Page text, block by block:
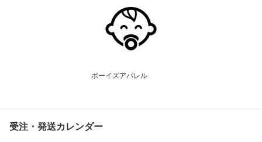
ボーイズアパレル
受注・発送カレンダー